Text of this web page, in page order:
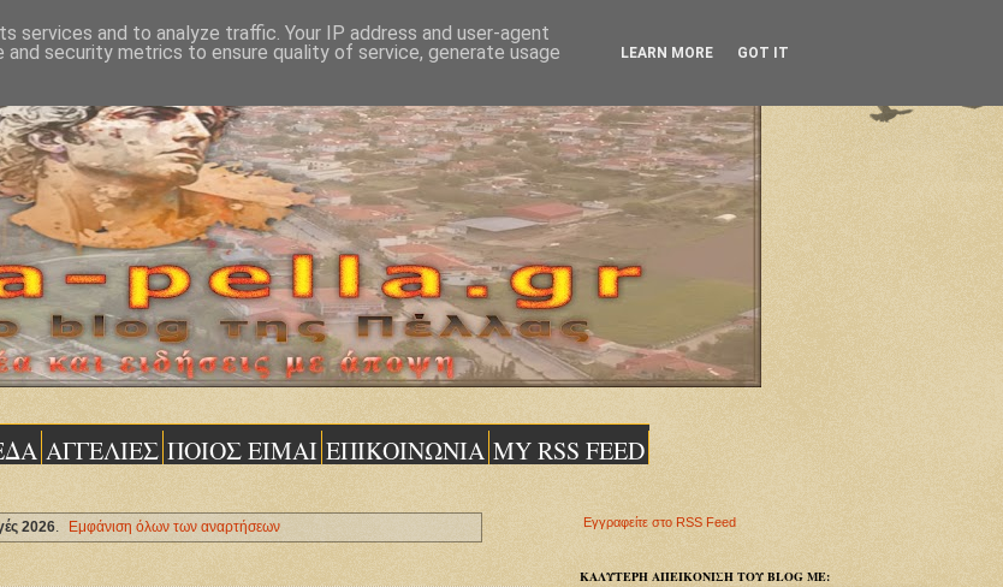
ΑΓΓΕΛΙΕΣ ΠΟΙΟΣ ΕΙΜΑΙ ΕΠΙΚΟΙΝΩΝΙΑ MY RSS FEED
2026 Εμφάνιση όλων των αναρτήσεων Εγγραφείτε στο RSS Feed
ΚΑΛΥΤΕΡΗ ΑΠΕΙΚΟΝΙΣΗ ΤΟΥ BLOG ΜΕ:
services and to analyze traffic. Your IP address and user-agent
security metrics to ensure quality of service, generate usage
LEARN MORE GOT IT